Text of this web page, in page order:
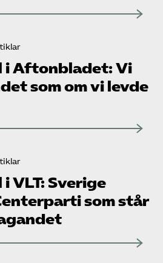
i Aftonbladet: Vi
som om vi levde
VLT: Sverige
som står